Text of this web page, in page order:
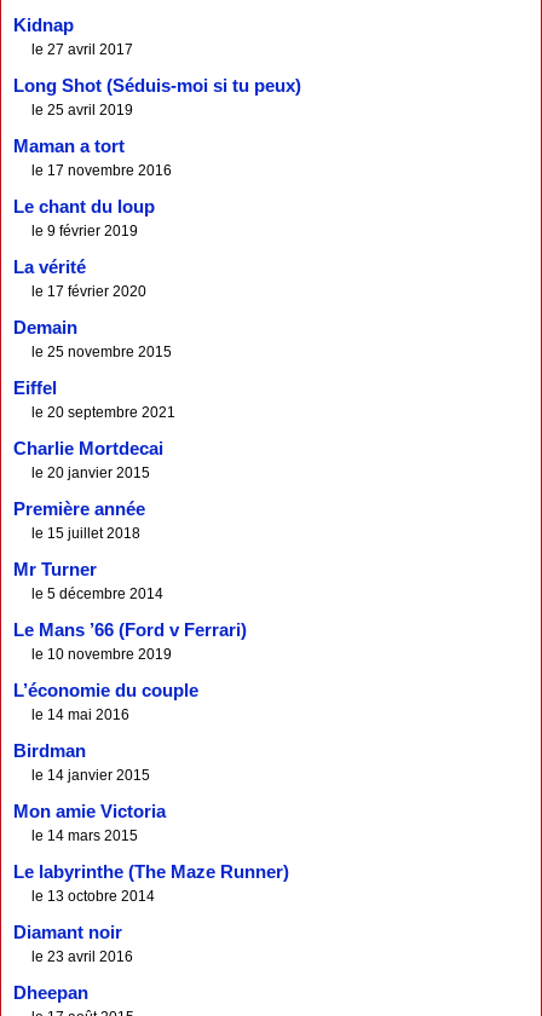
Kidnap
le 27 avril 2017
Long Shot (Séduis-moi si tu peux)
le 25 avril 2019
Maman a tort
le 17 novembre 2016
Le chant du loup
le 9 février 2019
La vérité
le 17 février 2020
Demain
le 25 novembre 2015
Eiffel
le 20 septembre 2021
Charlie Mortdecai
le 20 janvier 2015
Première année
le 15 juillet 2018
Mr Turner
le 5 décembre 2014
Le Mans ’66 (Ford v Ferrari)
le 10 novembre 2019
L’économie du couple
le 14 mai 2016
Birdman
le 14 janvier 2015
Mon amie Victoria
le 14 mars 2015
Le labyrinthe (The Maze Runner)
le 13 octobre 2014
Diamant noir
le 23 avril 2016
Dheepan